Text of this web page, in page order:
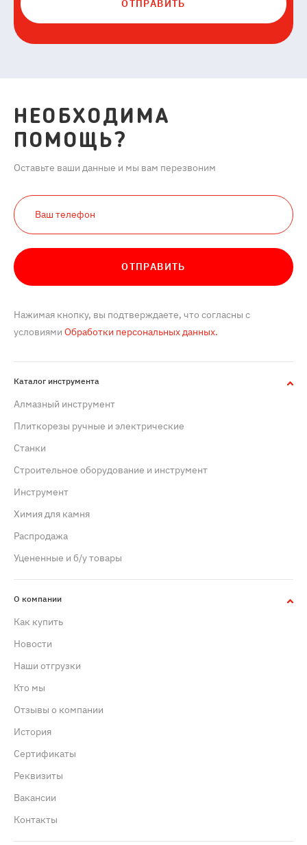
ОТПРАВИТЬ
НЕОБХОДИМА
ПОМОЩЬ?
Оставьте ваши данные и мы вам перезвоним
ОТПРАВИТЬ
Нажимая кнопку, вы подтверждаете, что согласны с
условиями Обработки персональных данных.
Каталог инструмента
Алмазный инструмент
Плиткорезы ручные и электрические
Станки
Строительное оборудование и инструмент
Инструмент
Химия для камня
Распродажа
Уцененные и б/у товары
О компании
Как купить
Новости
Наши отгрузки
Кто мы
Отзывы о компании
История
Сертификаты
Реквизиты
Вакансии
Контакты